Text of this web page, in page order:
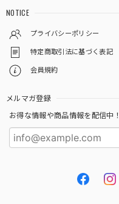
NOTICE
プライバシーポリシー
特定商取引法に基づく表記
会員規約
メルマガ登録
お得な情報や商品情報を配信中！